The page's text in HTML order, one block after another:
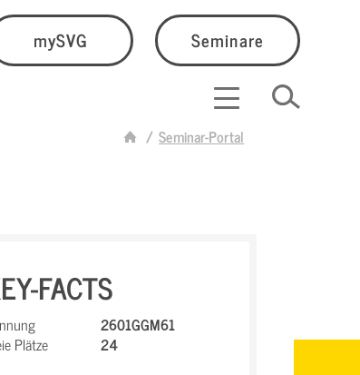
mySVG Seminare
Seminar-Portal
FACTS
2601GGM61
Plätze
24